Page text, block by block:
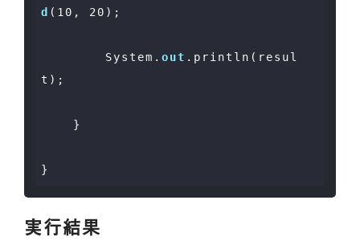
d ( 10 , 20 );
        System.
out .println(resul
t);
実行結果